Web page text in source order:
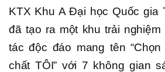
KTX Khu A Đại học Quốc gia
đã tạo ra một khu trải
tác độc đáo mang tên “Chọn
chất TÔI” với 7 không gian